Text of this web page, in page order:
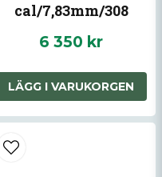
cal/7,83mm/308
MaxRT GB581 11,3/175
1000
6 350 kr
LÄGG I VARUKORGEN